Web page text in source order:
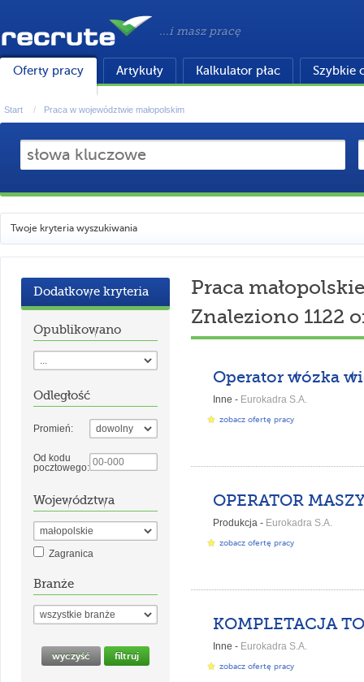
...i masz pracę
Oferty pracy Artykuły Kalkulator płac Szybkie
Start Praca w województwie małopolskim
Twoje kryteria wyszukiwania
Dodatkowe kryteria
Opublikowano
Odległość
Promień:
Od kodu
pocztowego:
Województwa
Zagranica
Branże
Praca małopolskie
Znaleziono 1122
Inne - Eurokadra S.A.
zobacz ofertę pracy
Produkcja - Eurokadra S.A.
zobacz ofertę pracy
Inne - Eurokadra S.A.
zobacz ofertę pracy